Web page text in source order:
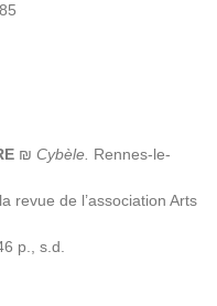
₪Cybèle. Rennes-le-
revue de l’association Arts
p., s.d.